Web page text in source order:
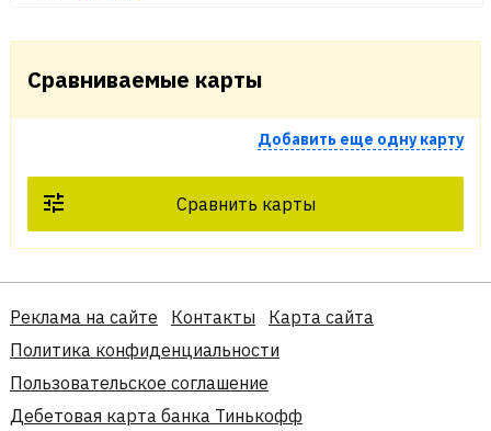
Сравниваемые карты
Добавить еще одну карту
Сравнить карты
Реклама на сайте Контакты
Карта сайта
Политика конфиденциальности
Пользовательское соглашение
Дебетовая карта банка Тинькофф